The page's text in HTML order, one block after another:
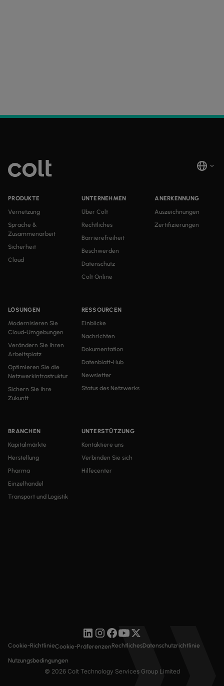
PRODUKTE
Vernetzung
Sprache &
Zusammenarbeit
Sicherheit
Cloud
LÖSUNGEN
Modernisieren Sie
Cloud-Umgebungen
Verändern Sie Ihren
Arbeitsplatz
Optimieren Sie die
Netzwerkinfrastruktur
Sichern Sie Ihre
Zukunft
BRANCHEN
Kapitalmärkte
Herstellung
Pharma
Einzelhandel
Transport und Logistik
RESSOURCEN
Einblicke
Nachrichten
Dokumentation
Datenblatt-Hub
Newsletter
Status des Netzwerks
UNTERNEHMEN
Über Colt
Rechtliches
Barrierefreiheit
Beschwerden
Datenschutz
Colt Online
UNTERSTÜTZUNG
Kontaktiere uns
Verbinden Sie sich
Hilfecenter
ANERKENNUNG
Auszeichnungen
Zertifizierungen
© 2026 Colt Technology Services Group Limited
Cookie-RichtlinieCookie-PräferenzenRechtlichesDatenschutzrichtlinie
Nutzungsbedingungen